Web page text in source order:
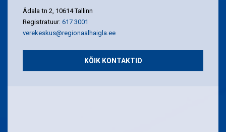
Ädala tn 2, 10614 Tallinn
Registratuur: 617 3001
verekeskus@regionaalhaigla.ee
KÕIK KONTAKTID